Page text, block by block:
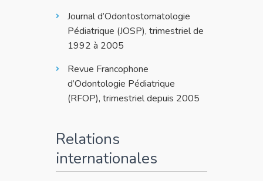
Journal d’Odontostomatologie
Pédiatrique (JOSP), trimestriel de
1992 à 2005
Revue Francophone
d’Odontologie Pédiatrique
(RFOP), trimestriel depuis 2005
Relations
internationales